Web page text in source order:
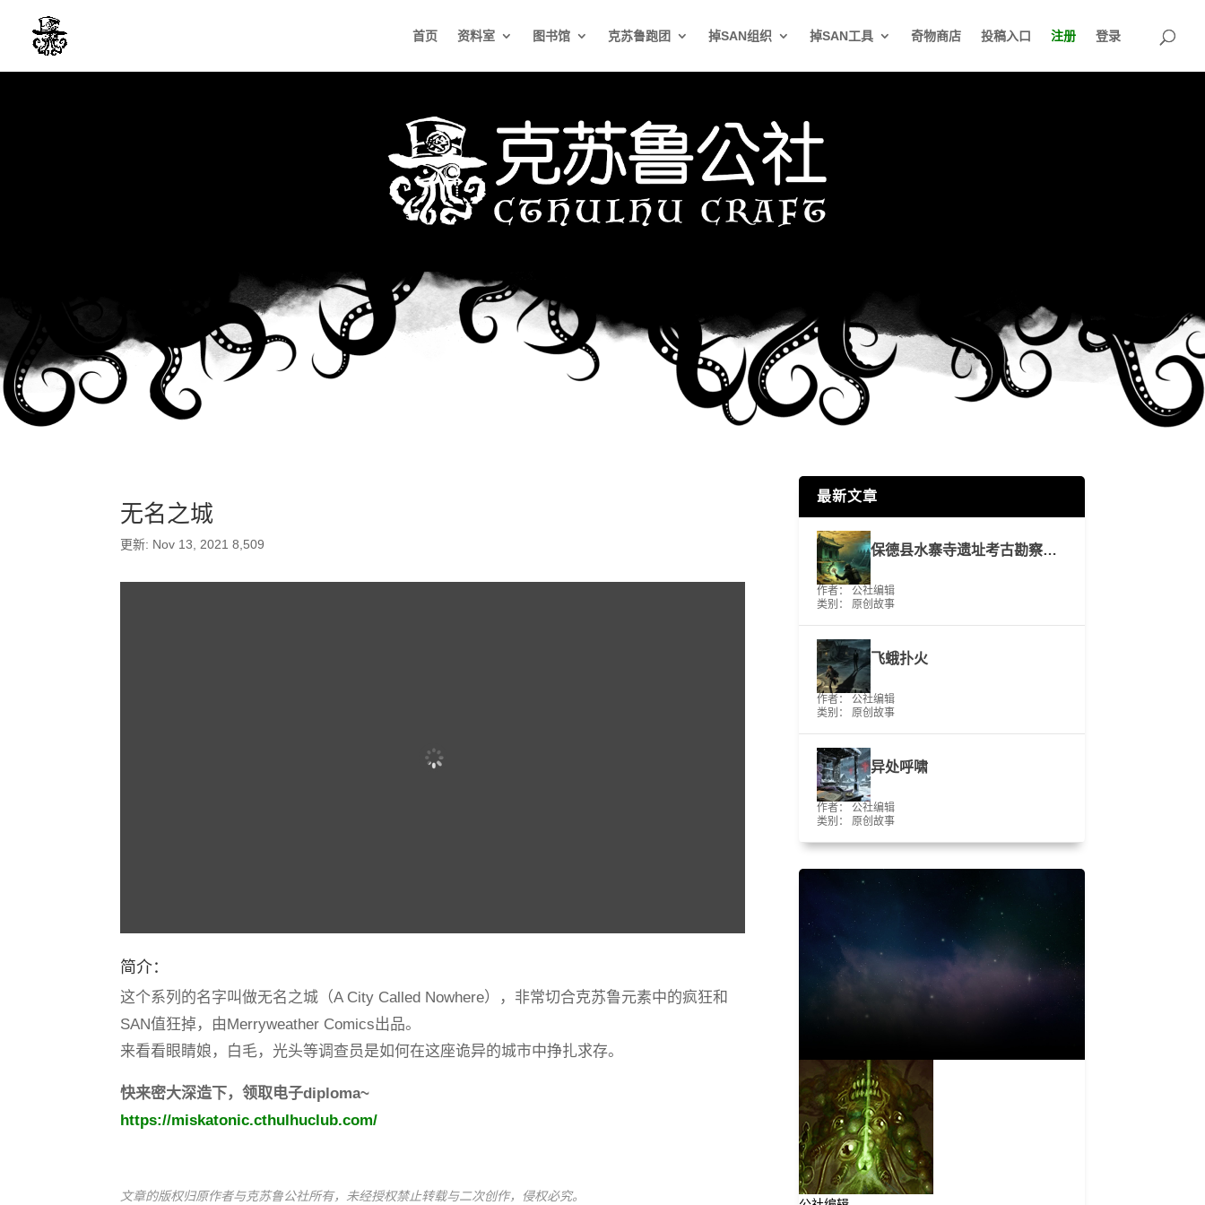
首页 资料室 图书馆 克苏鲁跑团 掉SAN组织 掉SAN工具 奇物商店 投稿入口 注册 登录
无名之城
更新: Nov 13, 2021 8,509
简介：
这个系列的名字叫做无名之城（A City Called Nowhere），非常切合克苏鲁元素中的疯狂和
SAN值狂掉，由Merryweather Comics出品。
来看看眼睛娘，白毛，光头等调查员是如何在这座诡异的城市中挣扎求存。
快来密大深造下，领取电子diploma~
https://miskatonic.cthulhuclub.com/
文章的版权归原作者与克苏鲁公社所有，未经授权禁止转载与二次创作，侵权必究。
最新文章
保德县水寨寺遗址考古勘察工作报告
作者： 公社编辑
类别：
原创故事
飞蛾扑火
作者： 公社编辑
类别：
原创故事
异处呼啸
作者： 公社编辑
类别：
原创故事